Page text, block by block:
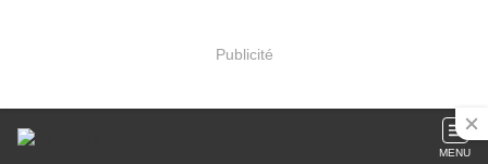
Publicité
MENU